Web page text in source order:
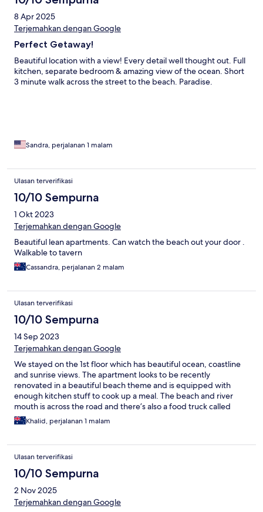
8 Apr 2025
Terjemahkan dengan Google
Perfect Getaway!
Beautiful location with a view! Every detail well thought out. Full
kitchen, separate bedroom & amazing view of the ocean. Short
3 minute walk across the street to the beach. Paradise.
Sandra, perjalanan 1 malam
Ulasan terverifikasi
10/10 Sempurna
1 Okt 2023
Terjemahkan dengan Google
Beautiful lean apartments. Can watch the beach out your door .
Walkable to tavern
Cassandra, perjalanan 2 malam
Ulasan terverifikasi
10/10 Sempurna
14 Sep 2023
Terjemahkan dengan Google
We stayed on the 1st floor which has beautiful ocean, coastline
and sunrise views. The apartment looks to be recently
renovated in a beautiful beach theme and is equipped with
enough kitchen stuff to cook up a meal. The beach and river
mouth is across the road and there’s also a food truck called
Sunshine’s at lake Cathie in walking distance which makes a
great toaster and excellent coffee. I will be staying here again
Khalid, perjalanan 1 malam
Ulasan terverifikasi
10/10 Sempurna
2 Nov 2025
Terjemahkan dengan Google